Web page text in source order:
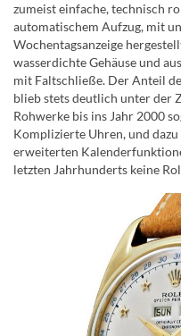
zumeist einfache, technisch
automatischem Aufzug, mit
Wochentagsanzeige
wasserdichte Gehäuse und
mit Faltschließe. Der Anteil
blieb stets deutlich unter der
Rohwerke bis ins Jahr 2000
Komplizierte Uhren, und
erweiterten
letzten Jahrhunderts keine